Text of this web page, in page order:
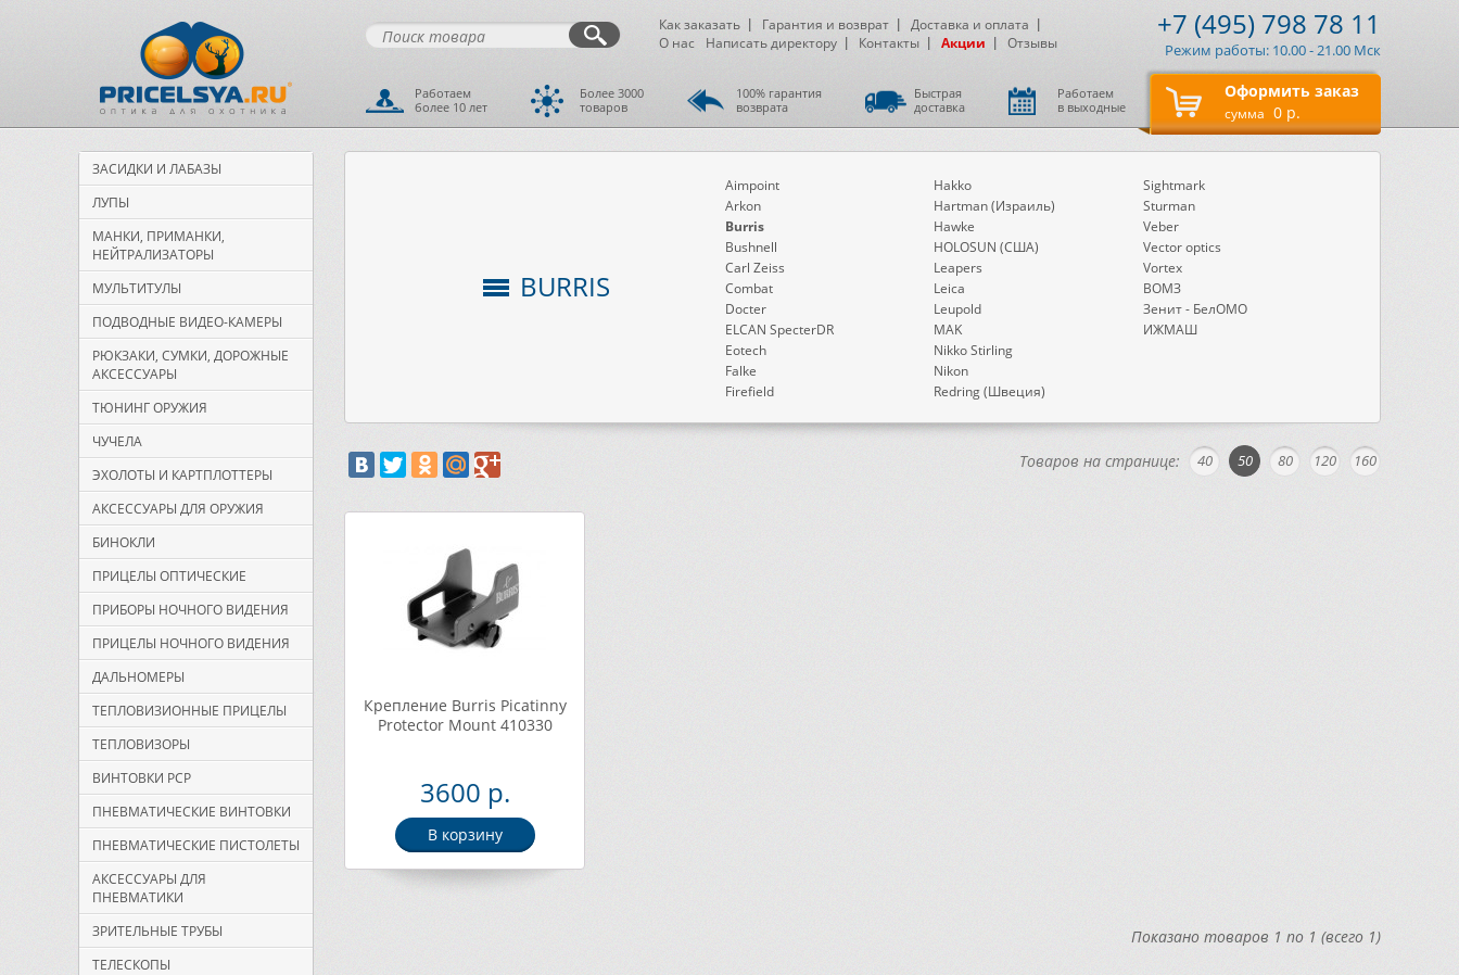
Оформить заказ
сумма 0 р.
Как заказать Гарантия и возврат
Доставка и оплата
О нас
Написать директору Контакты Акции Отзывы
+7 (495) 798 78 11
Режим работы: 10.00 - 21.00 Мск
Работаем
более 10 лет
Более 3000
товаров
100% гарантия
возврата
Быстрая
доставка
Работаем
в выходные
ЗАСИДКИ И ЛАБАЗЫ
ЛУПЫ
МАНКИ, ПРИМАНКИ,
НЕЙТРАЛИЗАТОРЫ
МУЛЬТИТУЛЫ
ПОДВОДНЫЕ ВИДЕО-КАМЕРЫ
РЮКЗАКИ, СУМКИ, ДОРОЖНЫЕ
АКСЕССУАРЫ
ТЮНИНГ ОРУЖИЯ
ЧУЧЕЛА
ЭХОЛОТЫ И КАРТПЛОТТЕРЫ
АКСЕССУАРЫ ДЛЯ ОРУЖИЯ
БИНОКЛИ
ПРИЦЕЛЫ ОПТИЧЕСКИЕ
ПРИБОРЫ НОЧНОГО ВИДЕНИЯ
ПРИЦЕЛЫ НОЧНОГО ВИДЕНИЯ
ДАЛЬНОМЕРЫ
ТЕПЛОВИЗИОННЫЕ ПРИЦЕЛЫ
ТЕПЛОВИЗОРЫ
ВИНТОВКИ PCP
ПНЕВМАТИЧЕСКИЕ ВИНТОВКИ
ПНЕВМАТИЧЕСКИЕ ПИСТОЛЕТЫ
АКСЕССУАРЫ ДЛЯ
ПНЕВМАТИКИ
ЗРИТЕЛЬНЫЕ ТРУБЫ
ТЕЛЕСКОПЫ
BURRIS
Aimpoint
Arkon
Burris
Bushnell
Carl Zeiss
Combat
Docter
ELCAN SpecterDR
Eotech
Falke
Firefield
Hakko
Hartman (Израиль)
Hawke
HOLOSUN (США)
Leapers
Leica
Leupold
MAK
Nikko Stirling
Nikon
Redring (Швеция)
Sightmark
Sturman
Veber
Vector optics
Vortex
ВОМЗ
Зенит - БелОМО
ИЖМАШ
Товаров на странице: 40 50 80 120 160
Крепление Burris Picatinny
Protector Mount 410330
3600 р.
В корзину
Показано товаров 1 по 1 (всего 1)